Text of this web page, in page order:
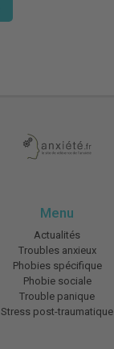
Menu
Actualités
Troubles anxieux
Phobies spécifique
Phobie sociale
Trouble panique
Stress post-traumatique